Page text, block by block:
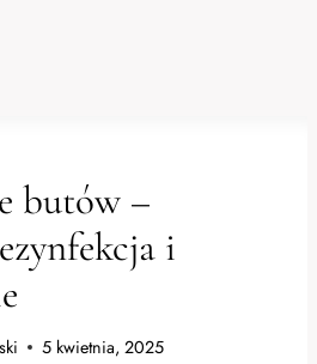
butów –
i
5 kwietnia, 2025